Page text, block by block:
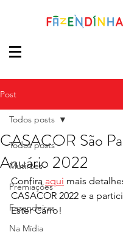
Post
Todos posts
Mutirões
Premiações
Fazendeiras
Na Mídia
Todos posts
CASACOR São
Anuário 2022
Confira aqui mais
CASACOR 2022 e a
Ester Carro!